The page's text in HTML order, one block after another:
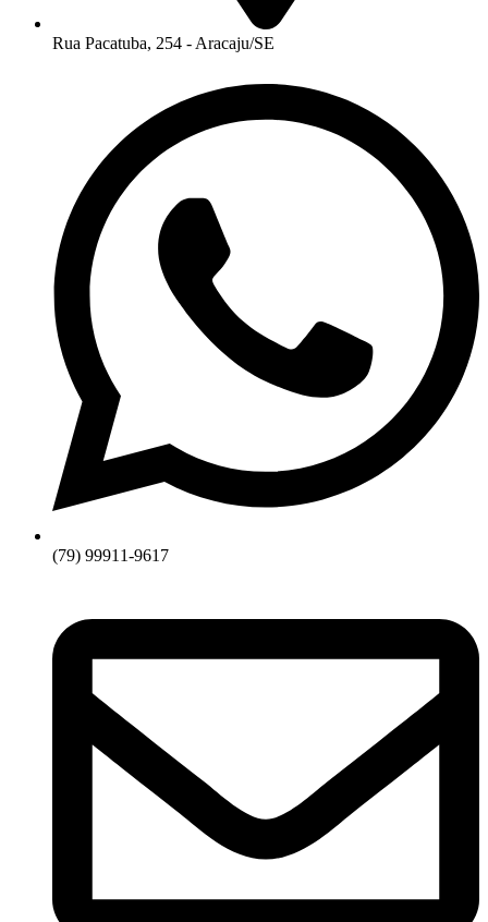
Rua Pacatuba, 254 - Aracaju/SE
(79) 99911-9617